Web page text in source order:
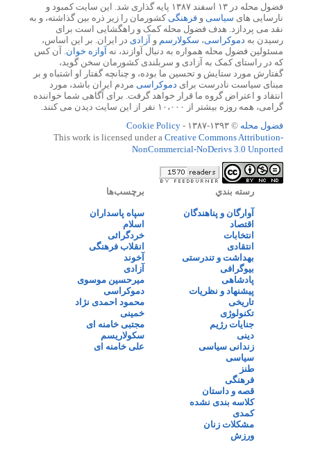
فضول محله در ۱۳ اسفند ۱۳۸۷ پایه گذاری شد. این سایت کمبود و
نارسایی های سیاسی و فرهنگی کشورمان را زیر ذره بین گذاشته، و به
نقد می پردازد. هدف فضول محله کمک و راهگشایی است برای
رسیدن به دموکراسی، سکولارسم و آزادی در ایران. بر این اساس،
مسئولین فضول محله همواره به دنبال آوازند، نه آوازه خوان . آن کس
که در راستای کمک به آزادی و سربلندی کشورمان سخن گوید،
گفتارش مورد ستایش و تحسین ما بوده، و چنانچه گفتار او اشتباه و بر
مبنای سیاست نادرست برای دموکراسی مردم ایران باشد، مورد
انتقاد و اعتراض گروه ما قرار خواهد گرفت. برای آگاهی شما خواننده
گرامی، همه روزه بیشتر از ۱۰،۰۰۰ نفر از این سایت دیدن می کنند.
فضول محله © ۱۳۹۳-۱۳۸۷ -
Cookie Policy
This work is licensed under a Creative Commons Attribution-
NonCommercial-NoDerivs 3.0 Unported
رسته بندي
آوارگان و پناهندگان
اقتصاد
انتخابات
انتقادی
بهداشت و تندرستی
بیوگرافی
پادشاهی
پیشنهاد و نظریات
تاریخی
تکنولوژی
جنایات رژیم
دینی
زندانی سیاسی
سیاسی
طنز
فرهنگی
قصه و داستان
کلاسه بندی نشده
کمدی
مشکلات زنان
ورزش
برچسب‌ها
سپاه پاسداران
اسلام
خردگرائی
انقلاب فرهنگی
آخوند
آزادی
میرحسین موسوی
دموکراسی
محمود احمدی نژاد
خمینی
مجتبی خامنه ای
سکولاریسم
علی خامنه ای